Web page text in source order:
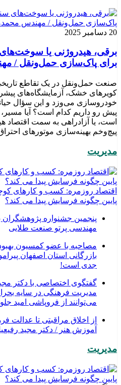
20 دسامبر 2025
برقی، هیدروژنی یا
برای پاک‌سازی حمل‌ونقل /
صنعت حمل‌ونقل در یک تقاطع تاریخی
کویرهای خشک، آزمایشگاه‌های
خودروسازی می‌وزد و این سؤال
پیش رو داریم کدام است؟ آیا
است، یا آزادراهی به سمت اقتصاد
پیچ‌وخم بهینه‌سازی موتورهای
مدیریت
اقتصاد روزمره: کسب‌ و کارهای
پایین چگونه فرسایش پیدا می کند؟
پنجمین جشنواره
مهندسی پرتو صنعت طلایی
مصاحبه با عضو کمسیون
بازرگانی استان اصفهان
جدی است!
گفتگوی اختصاصی با دکتر
مدیریت فرهنگی در سایه
می‌توانند از فروپاشی امید
از اخلاق مراقبتی تا عدالت
آموزش هنر / دکتر مجید
مدیریت